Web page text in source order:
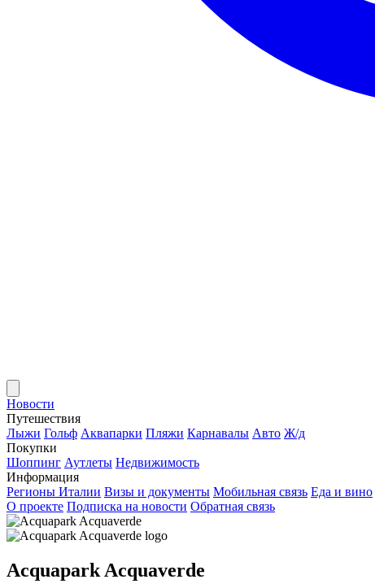
Новости
Путешествия
Лыжи Гольф Аквапарки Пляжи Карнавалы Авто Ж/д
Покупки
Шоппинг Аутлеты Недвижимость
Информация
Регионы Италии Визы и документы Мобильная связь Еда и вино
О проекте Подписка на новости Обратная связь
Acquapark Acquaverde